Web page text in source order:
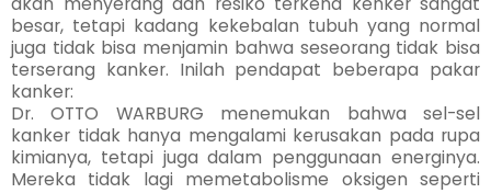
besar, tetapi kadang kekebalan tubuh yang normal
juga tidak bisa menjamin bahwa seseorang tidak bisa
terserang kanker. Inilah pendapat beberapa pakar
kanker:
Dr. OTTO WARBURG menemukan bahwa sel-sel
kanker tidak hanya mengalami kerusakan pada rupa
kimianya, tetapi juga dalam penggunaan energinya.
Mereka tidak lagi memetabolisme oksigen seperti